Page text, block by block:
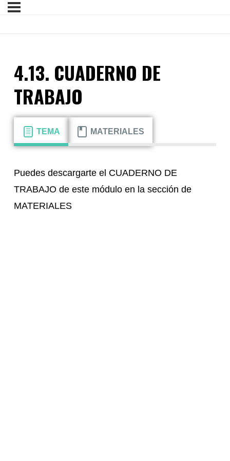
4.13. CUADERNO DE
TRABAJO
TEMA MATERIALES
Puedes descargarte el CUADERNO DE
TRABAJO de este módulo en la sección de
MATERIALES